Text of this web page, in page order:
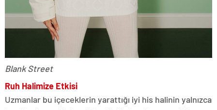
Blank Street
Ruh Halimize Etkisi
Uzmanlar bu içeceklerin yarattığı iyi his halinin yalnızca